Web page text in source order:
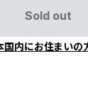
Sold out
国内にお住まいの